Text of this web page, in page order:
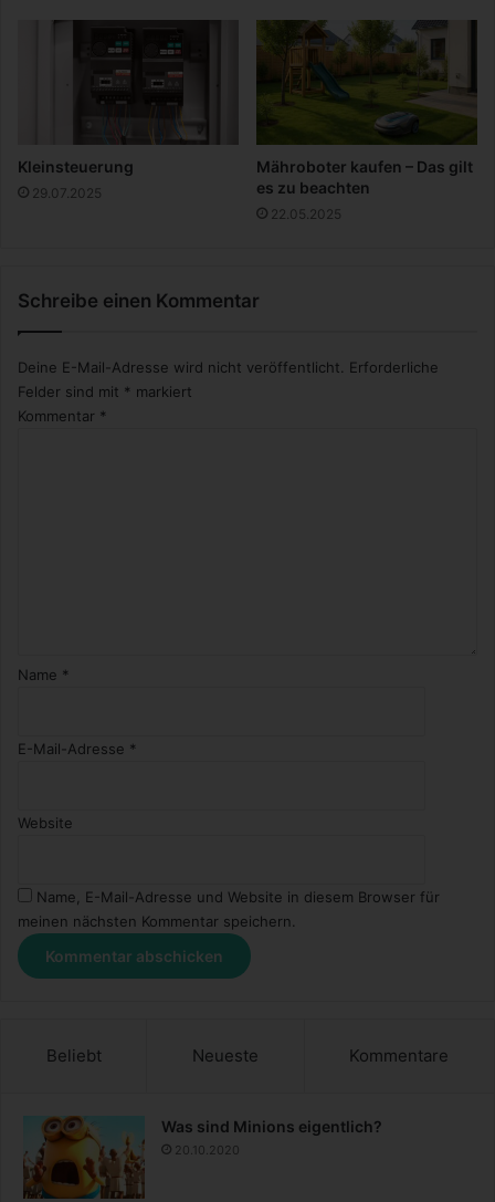
e
s
t
i
e
n
Kleinsteuerung
29.07.2025
Mähroboter kaufen – Das gilt
es zu beachten
22.05.2025
Schreibe einen Kommentar
Deine E-Mail-Adresse wird nicht veröffentlicht. Erforderliche
Felder sind mit * markiert
Kommentar *
Name *
E-Mail-Adresse *
Website
Name, E-Mail-Adresse und Website in diesem Browser für
meinen nächsten Kommentar speichern.
Beliebt Neueste Kommentare
Was sind Minions eigentlich?
20.10.2020